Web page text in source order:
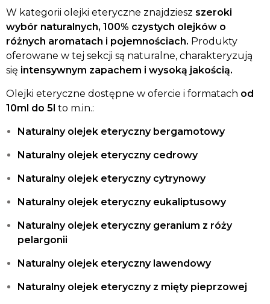
W kategorii olejki eteryczne znajdziesz szeroki
wybór naturalnych, 100% czystych olejków o
różnych aromatach i pojemnościach. Produkty
oferowane w tej sekcji są naturalne, charakteryzują
się intensywnym zapachem i wysoką jakością.
Olejki eteryczne dostępne w ofercie i formatach od
10ml do 5l to m.in.:
Naturalny olejek eteryczny bergamotowy
Naturalny olejek eteryczny cedrowy
Naturalny olejek eteryczny cytrynowy
Naturalny olejek eteryczny eukaliptusowy
Naturalny olejek eteryczny geranium z róży
pelargonii
Naturalny olejek eteryczny lawendowy
Naturalny olejek eteryczny z mięty pieprzowej